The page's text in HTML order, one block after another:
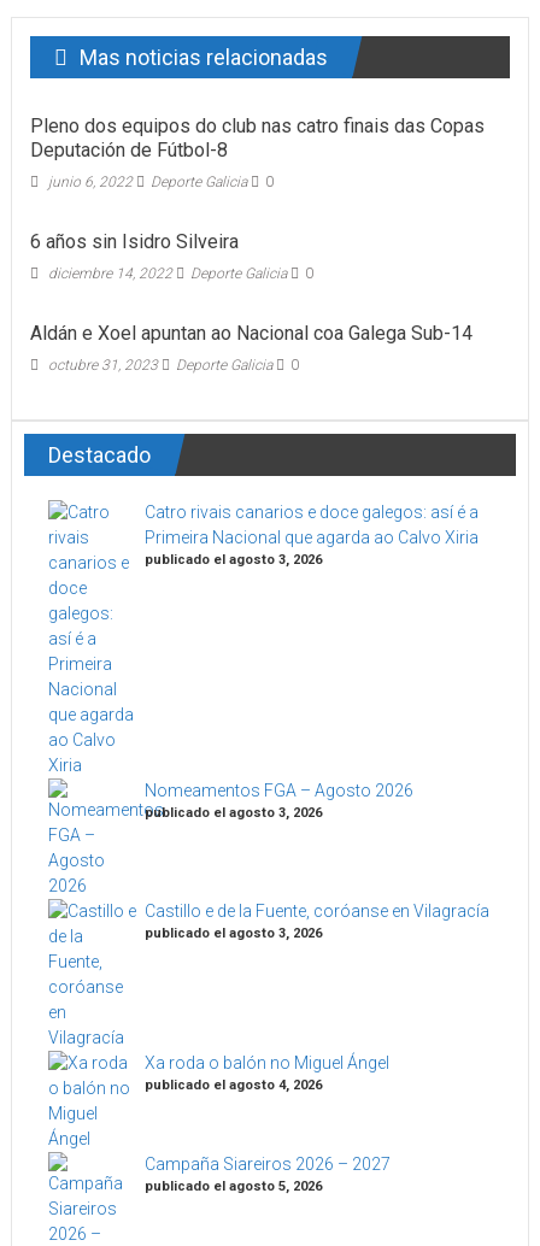
Mas noticias relacionadas
Pleno dos equipos do club nas catro finais das Copas
Deputación de Fútbol-8
junio 6, 2022 Deporte Galicia 0
6 años sin Isidro Silveira
diciembre 14, 2022 Deporte Galicia 0
Aldán e Xoel apuntan ao Nacional coa Galega Sub-14
octubre 31, 2023 Deporte Galicia 0
Destacado
Catro rivais canarios e doce galegos: así é a
Primeira Nacional que agarda ao Calvo Xiria
publicado el agosto 3, 2026
Nomeamentos FGA – Agosto 2026
publicado el agosto 3, 2026
Castillo e de la Fuente, coróanse en Vilagracía
publicado el agosto 3, 2026
Xa roda o balón no Miguel Ángel
publicado el agosto 4, 2026
Campaña Siareiros 2026 – 2027
publicado el agosto 5, 2026